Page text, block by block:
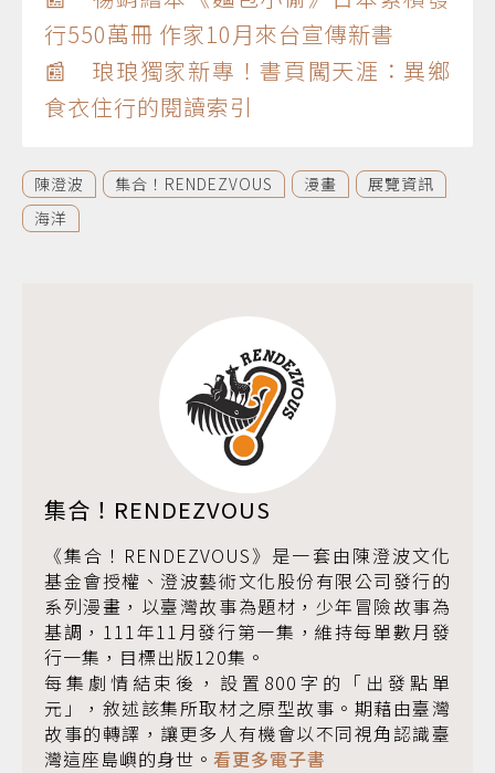
行550萬冊 作家10月來台宣傳新書
📰 琅琅獨家新專！書頁闖天涯：異鄉
食衣住行的閱讀索引
陳澄波 集合！RENDEZVOUS 漫畫
展覽資訊
海洋
集合！RENDEZVOUS
《集合！RENDEZVOUS》是一套由陳澄波文化
基金會授權、澄波藝術文化股份有限公司發行的
系列漫畫，以臺灣故事為題材，少年冒險故事為
基調，111年11月發行第一集，維持每單數月發
行一集，目標出版120集。
每集劇情結束後，設置800字的「出發點單
元」，敘述該集所取材之原型故事。期藉由臺灣
故事的轉譯，讓更多人有機會以不同視角認識臺
灣這座島嶼的身世。 看更多電子書